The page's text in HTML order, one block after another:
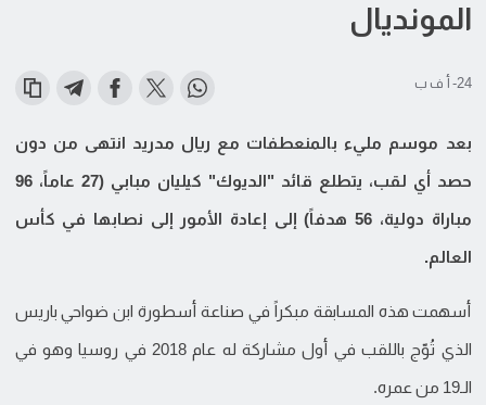
المونديال
24- أ ف ب
بعد موسم مليء بالمنعطفات مع ريال مدريد انتهى من دون
حصد أي لقب، يتطلع قائد "الديوك" كيليان مبابي (27 عاماً، 96
مباراة دولية، 56 هدفاً) إلى إعادة الأمور إلى نصابها في كأس
العالم.
أسهمت هذه المسابقة مبكراً في صناعة أسطورة ابن ضواحي باريس
الذي تُوّج باللقب في أول مشاركة له عام 2018 في روسيا وهو في
الـ19 من عمره.